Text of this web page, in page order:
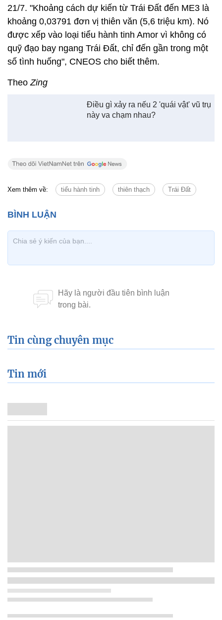
21/7. "Khoảng cách dự kiến ​​từ Trái Đất đến ME3 là
khoảng 0,03791 đơn vị thiên văn (5,6 triệu km). Nó
được xếp vào loại tiểu hành tinh Amor vì không có
quỹ đạo bay ngang Trái Đất, chỉ đến gần trong một
số tình huống", CNEOS cho biết thêm.
TheoZing
Điều gì xảy ra nếu 2 'quái vật' vũ trụ
này va chạm nhau?
Xem thêm về: tiểu hành tinh thiên thạch Trái Đất
Tin cùng chuyên mục
Tin mới